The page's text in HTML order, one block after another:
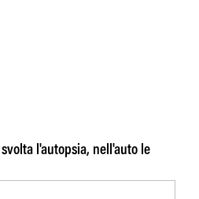
l'autopsia, nell'auto le